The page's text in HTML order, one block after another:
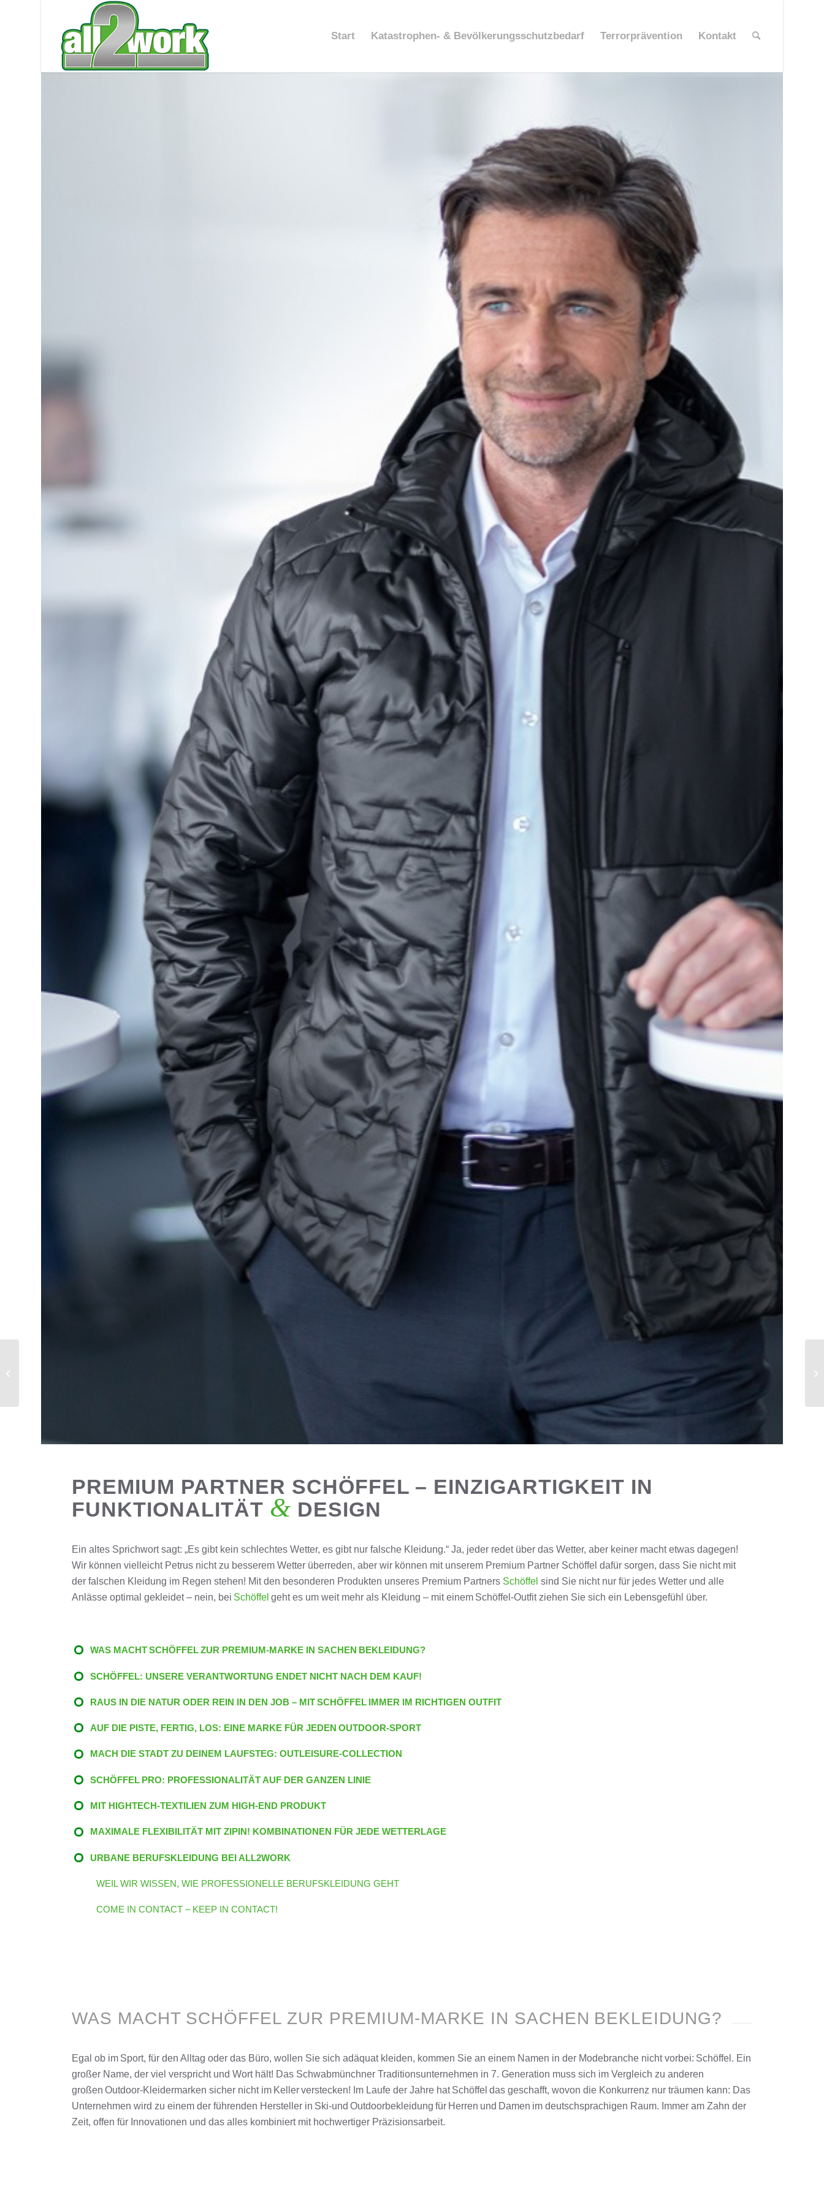
Start Katastrophen- & Bevölkerungsschutzbedarf Terrorprävention Kontakt
PREMIUM PARTNER SCHÖFFEL – EINZIGARTIGKEIT IN
FUNKTIONALITÄT & DESIGN
Ein altes Sprichwort sagt: „Es gibt kein schlechtes Wetter, es gibt nur falsche Kleidung.“ Ja, jeder redet über das Wetter, aber keiner macht etwas dagegen!
Wir können vielleicht Petrus nicht zu besserem Wetter überreden, aber wir können mit unserem Premium Partner Schöffel dafür sorgen, dass Sie nicht mit
der falschen Kleidung im Regen stehen! Mit den besonderen Produkten unseres Premium Partners Schöffelsind Sie nicht nur für jedes Wetter und alle
Anlässe optimal gekleidet – nein, bei Schöffel geht es um weit mehr als Kleidung – mit einem Schöffel-Outfit ziehen Sie sich ein Lebensgefühl über.
WAS MACHT SCHÖFFEL ZUR PREMIUM-MARKE IN SACHEN BEKLEIDUNG?
SCHÖFFEL: UNSERE VERANTWORTUNG ENDET NICHT NACH DEM KAUF!
RAUS IN DIE NATUR ODER REIN IN DEN JOB – MIT SCHÖFFEL IMMER IM RICHTIGEN OUTFIT
AUF DIE PISTE, FERTIG, LOS: EINE MARKE FÜR JEDEN OUTDOOR-SPORT
MACH DIE STADT ZU DEINEM LAUFSTEG: OUTLEISURE-COLLECTION
SCHÖFFEL PRO: PROFESSIONALITÄT AUF DER GANZEN LINIE
MIT HIGHTECH-TEXTILIEN ZUM HIGH-END PRODUKT
MAXIMALE FLEXIBILITÄT MIT ZIPIN! KOMBINATIONEN FÜR JEDE WETTERLAGE
URBANE BERUFSKLEIDUNG BEI ALL2WORK
WEIL WIR WISSEN, WIE PROFESSIONELLE BERUFSKLEIDUNG GEHT
COME IN CONTACT – KEEP IN CONTACT!
WAS MACHT SCHÖFFEL ZUR PREMIUM-MARKE IN SACHEN BEKLEIDUNG?
Egal ob im Sport, für den Alltag oder das Büro, wollen Sie sich adäquat kleiden, kommen Sie an einem Namen in der Modebranche nicht vorbei: Schöffel . Ein
großer Name, der viel verspricht und Wort hält! Das Schwabmünchner Traditionsunternehmen in 7. Generation muss sich im Vergleich zu anderen
großenOutdoor-Kleidermarken sicher nicht im Kellerverstecken! Im Laufe der Jahre hatSchöffel das geschafft, wovon die Konkurrenz nur träumen kann: Das
Unternehmen wird zu einem der führenden Hersteller in Ski-und Outdoorbekleidung für Herren und Damen im deutschsprachigen Raum. Immer am Zahn der
Zeit, offen für Innovationen und das alles kombiniert mit hochwertiger Präzisionsarbeit.